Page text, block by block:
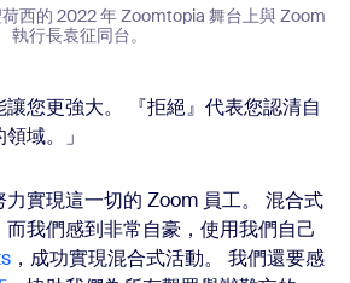
西的 2022 年 Zoomtopia 舞台上與 Zoom
執行長袁征同台。
讓您更強大。 『拒絕』代表您認清自
域。」
實現這一切的 Zoom 員工。 混合式
我們感到非常自豪，使用我們自己
，成功實現混合式活動。 我們還要感